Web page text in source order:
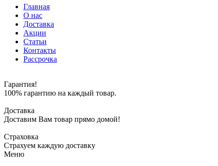
Главная
О нас
Доставка
Акции
Статьи
Контакты
Рассрочка
Гарантия!
100% гарантию на каждый товар.
Доставка
Доставим Вам товар прямо домой!
Страховка
Страхуем каждую доставку
Меню